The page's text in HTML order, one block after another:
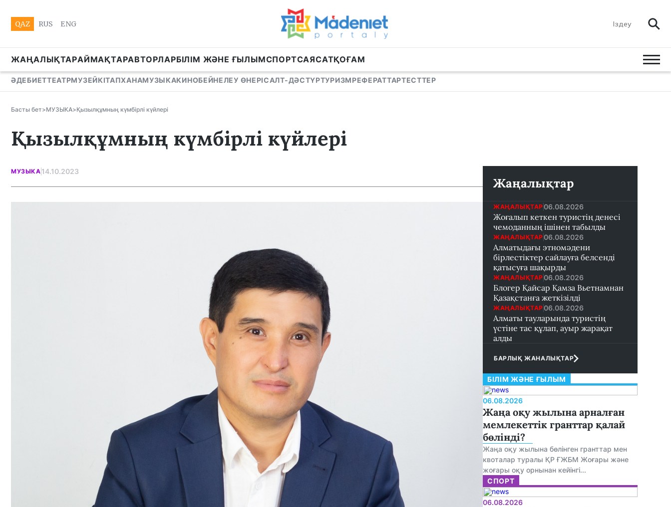
QAZ RUS ENG
ЖАҢАЛЫҚТАРАЙМАҚТАРАВТОРЛАРБІЛІМ ЖӘНЕ ҒЫЛЫМСПОРТСАЯСАТҚОҒАМ
ӘДЕБИЕТТЕАТРМУЗЕЙКІТАПХАНАМУЗЫКАКИНОБЕЙНЕЛЕУ ӨНЕРІСАЛТ-ДӘСТҮРТУРИЗМРЕФЕРАТТАРТЕСТТЕР
Басты бет>МУЗЫКА>Қызылқұмның күмбірлі күйлері
Қызылқұмның күмбірлі күйлері
МУЗЫКА 14.10.2023
Жаңалықтар
ЖАҢАЛЫҚТАР 06.08.2026
Жоғалып кеткен туристің денесі
чемоданның ішінен табылды
ЖАҢАЛЫҚТАР 06.08.2026
Алматыдағы этномәдени
бірлестіктер сайлауға белсенді
қатысуға шақырды
ЖАҢАЛЫҚТАР 06.08.2026
Блогер Қайсар Қамза Вьетнамнан
Қазақстанға жеткізілді
ЖАҢАЛЫҚТАР 06.08.2026
Алматы тауларында туристің
үстіне тас құлап, ауыр жарақат
алды
БАРЛЫҚ ЖАНАЛЫҚТАР
БІЛІМ ЖӘНЕ ҒЫЛЫМ
06.08.2026
Жаңа оқу жылына арналған
мемлекеттік гранттар қалай
бөлінді?
Жаңа оқу жылына бөлінген гранттар мен
квоталар туралы ҚР ҒЖБМ Жоғары және
жоғары оқу орнынан кейінгі...
СПОРТ
06.08.2026